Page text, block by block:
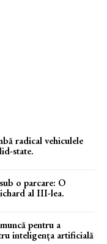
radical vehiculele
state.
o parcare: O
al III-lea.
pentru a
inteligența artificială